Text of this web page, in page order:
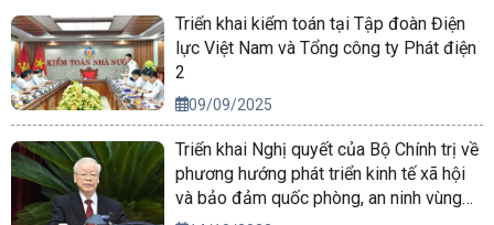
Triển khai kiểm toán tại Tập đoàn Điện
lực Việt Nam và Tổng công ty Phát điện
2
09/09/2025
Triển khai Nghị quyết của Bộ Chính trị về
phương hướng phát triển kinh tế xã hội
và bảo đảm quốc phòng, an ninh vùng